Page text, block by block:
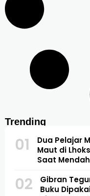
Trending
01
Dua Pelajar
Maut di
Saat
02
Gibran
Buku